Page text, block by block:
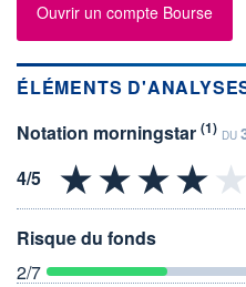
Ouvrir un compte Bourse
ÉLÉMENTS
Notation morningstar (1) DU
Risque du fonds
2/7